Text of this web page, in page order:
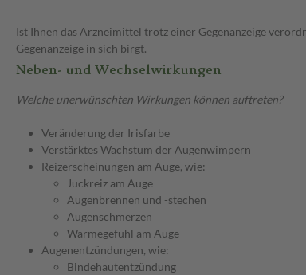
Ist Ihnen das Arzneimittel trotz einer Gegenanzeige
Gegenanzeige in sich birgt.
Neben- und Wechselwirkungen
Welche unerwünschten Wirkungen können auftreten?
Veränderung der Irisfarbe
Verstärktes Wachstum der Augenwimpern
Reizerscheinungen am Auge, wie:
Juckreiz am Auge
Augenbrennen und -stechen
Augenschmerzen
Wärmegefühl am Auge
Augenentzündungen, wie:
Bindehautentzündung